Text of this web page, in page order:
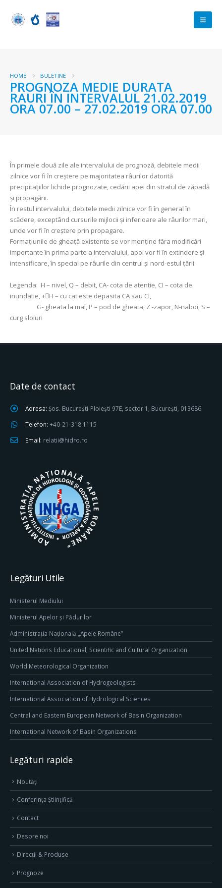
HOME BULETINE
PROGNOZA MEDIE DURATA
RAURI ÎN INTERVALUL 21.02.2019
ORA 07.00 – 27.02.2019 ORA 07.00
În primele două zile ale intervalului de prognoză, debitele medii
zilnice vor fi în creștere pe majoritatea râurilor datorită
precipitațiilor lichide prognozate, cedării apei din stratul de zăpadă
și propagării.
În restul intervalului, debitele medii zilnice vor fi în general în
scădere, exceptând cursurile mijlocii și inferioare ale râurilor mari,
unde vor fi în creștere prin propagare.
Formaţiunile de gheaţă existente se vor menține făra modificări
importante în prima parte a intervalului, apoi vor fi în extindere și
intensificare, în special pe râurile din centrul și nord-estul țării.
Legenda: H – nivel, Q – debit, CA- cota de atentie, CI – cota de
inundatie, +H – cu cat este depasita CA sau CI,
G- gheata la mal, P – pod de gheata, Z -zapor, N-naboi, S –
curg sloiuri
Date de contact
Adresa: Șos. București-Ploiești 97E, sector 1, București, 013686
Telefon: +40-21-318 1115
Email: relatii@hidro.ro
Legături Utile
Ministerul Mediului
Ministerul Apelor și Pădurilor
Administrația Națională „Apele Române”
United Nations Educational, Scientific and Cultural Organization
World Meteorological Organization
International Association of Hydrogeologists
International Association of Hydrological Sciences
Central and Eastern European Network of Basin Organization
International Network of Basin Organizations
Legături rapide
Noutăți
Conferința Științifică
Contact
Despre noi
Direcţii & Produse
Prognoze